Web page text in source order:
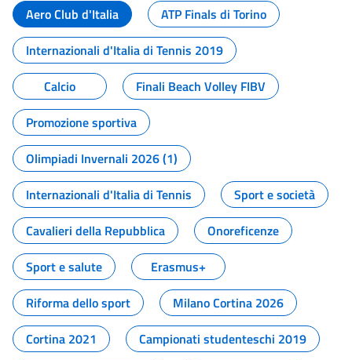
Aero Club d'Italia
ATP Finals di Torino
Internazionali d'Italia di Tennis 2019
Calcio
Finali Beach Volley FIBV
Promozione sportiva
Olimpiadi Invernali 2026 (1)
Internazionali d'Italia di Tennis
Sport e società
Cavalieri della Repubblica
Onoreficenze
Sport e salute
Erasmus+
Riforma dello sport
Milano Cortina 2026
Cortina 2021
Campionati studenteschi 2019